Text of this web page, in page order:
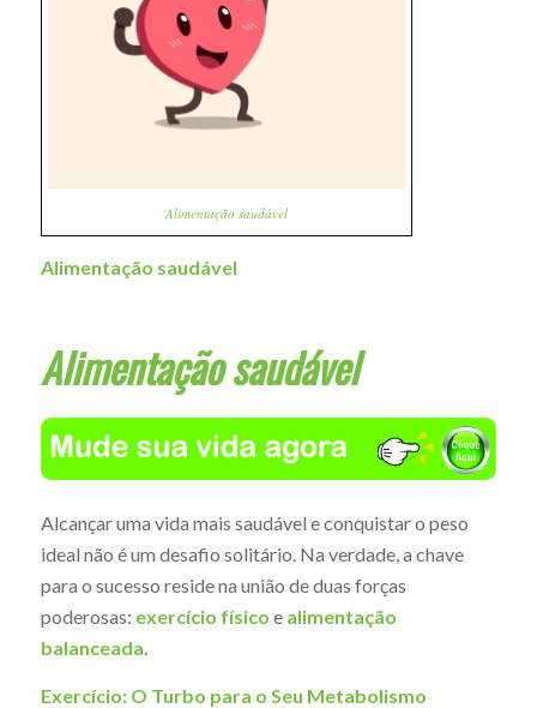
Alimentação saudável
Alimentação saudável
Alimentação saudável
Alcançar uma vida mais saudável e conquistar o peso
ideal não é um desafio solitário. Na verdade, a chave
para o sucesso reside na união de duas forças
poderosas: exercício físico e alimentação
balanceada.
Exercício: O Turbo para o Seu Metabolismo